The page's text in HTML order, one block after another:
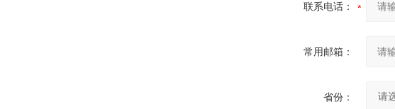
联系电话：
常用邮箱：
省份：